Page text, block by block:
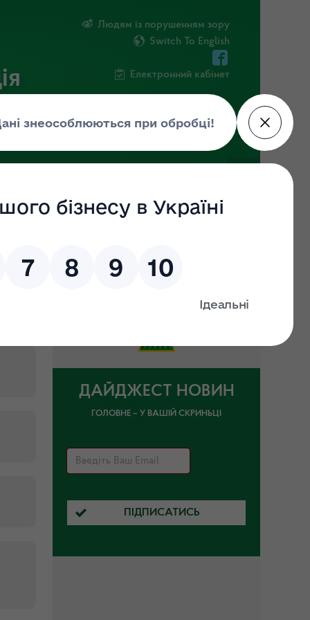
Людям із порушенням зору
Switch To English
Електронний кабінет
ДАЙДЖЕСТ НОВИН
ГОЛОВНЕ – У ВАШІЙ СКРИНЬЦІ
ПІДПИСАТИСЬ